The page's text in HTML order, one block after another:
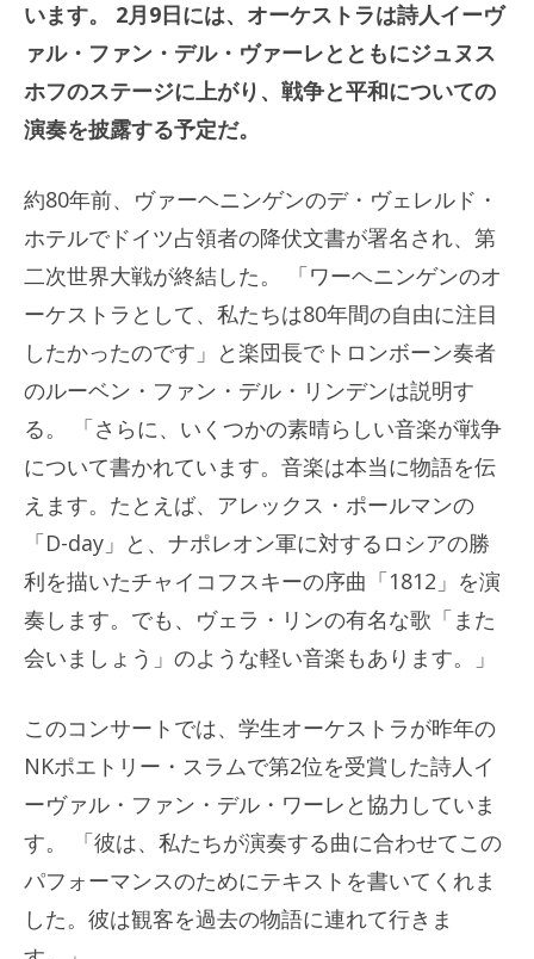
います。 2月9日には、オーケストラは詩人イーヴ
ァル・ファン・デル・ヴァーレとともにジュヌス
ホフのステージに上がり、戦争と平和についての
演奏を披露する予定だ。
約80年前、ヴァーヘニンゲンのデ・ヴェレルド・
ホテルでドイツ占領者の降伏文書が署名され、第
二次世界大戦が終結した。 「ワーヘニンゲンのオ
ーケストラとして、私たちは80年間の自由に注目
したかったのです」と楽団長でトロンボーン奏者
のルーベン・ファン・デル・リンデンは説明す
る。 「さらに、いくつかの素晴らしい音楽が戦争
について書かれています。音楽は本当に物語を伝
えます。たとえば、アレックス・ポールマンの
「D-day」と、ナポレオン軍に対するロシアの勝
利を描いたチャイコフスキーの序曲「1812」を演
奏します。でも、ヴェラ・リンの有名な歌「また
会いましょう」のような軽い音楽もあります。」
このコンサートでは、学生オーケストラが昨年の
NKポエトリー・スラムで第2位を受賞した詩人イ
ーヴァル・ファン・デル・ワーレと協力していま
す。 「彼は、私たちが演奏する曲に合わせてこの
パフォーマンスのためにテキストを書いてくれま
した。彼は観客を過去の物語に連れて行きま